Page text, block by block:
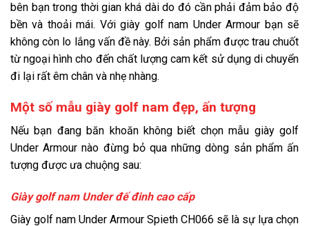
bên bạn trong thời gian khá dài do đó cần phải đảm bảo độ
bền và thoải mái. Với giày golf nam Under Armour bạn sẽ
không còn lo lắng vấn đề này. Bởi sản phẩm được trau chuốt
từ ngoại hình cho đến chất lượng cam kết sử dụng di chuyển
đi lại rất êm chân và nhẹ nhàng.
Một số mẫu giày golf nam đẹp, ấn tượng
Nếu bạn đang băn khoăn không biết chọn mẫu giày golf
Under Armour nào đừng bỏ qua những dòng sản phẩm ấn
tượng được ưa chuộng sau:
Giày golf nam Under đế đinh cao cấp
Giày golf nam Under Armour Spieth CH066 sẽ là sự lựa chọn